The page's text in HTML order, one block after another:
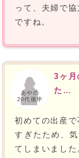
って、夫婦で
ですね。
あやの
20代後半
3ヶ月
た…
初めての出産
すぎたため、
てしまいまし